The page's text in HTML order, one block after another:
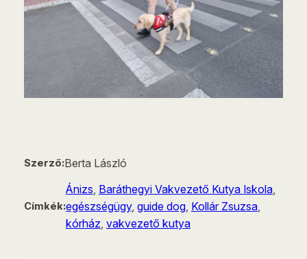
Szerző:Berta László
Címkék:
Ánizs, Baráthegyi Vakvezető Kutya Iskola
egészségügy, guide dog, Kollár Zsuzsa
kórház, vakvezető kutya